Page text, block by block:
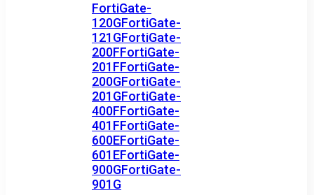
FortiGate-
120GFortiGate-
121GFortiGate-
200FFortiGate-
201FFortiGate-
200GFortiGate-
201GFortiGate-
400FFortiGate-
401FFortiGate-
600EFortiGate-
601EFortiGate-
900GFortiGate-
901G